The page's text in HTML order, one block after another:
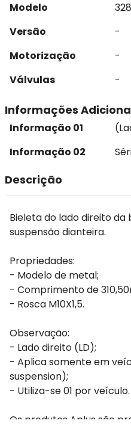
Modelo
328
Versão
-
Motorização
-
Válvulas
-
Informações
Informação 01
Informação 02
Descrição
Bieleta do lado direito
suspensão dianteira.
Propriedades:
- Modelo de metal;
- Comprimento de
- Rosca M10X1,5.
Observação:
- Lado direito (LD);
- Aplica somente em
suspension);
- Utiliza-se 01 por veículo.
Os produtos Aplus são